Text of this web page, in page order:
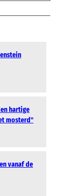
hartige
mosterd"
vanaf de